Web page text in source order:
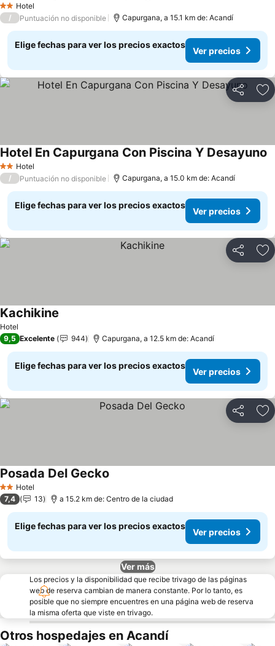
2 Estrellas
Hotel
/ Puntuación no disponible Capurgana, a 15.1 km de: Acandí
Elige fechas para ver los precios exactos
Ver precios
Compartir
2 Estrellas
Hotel
Hotel En Capurgana Con Piscina Y Desayuno
/ Puntuación no disponible Capurgana, a 15.0 km de: Acandí
Elige fechas para ver los precios exactos
Ver precios
Compartir
Hotel
Kachikine
9,5 Excelente 944 Capurgana, a 12.5 km de: Acandí
Elige fechas para ver los precios exactos
Ver precios
Compartir
2 Estrellas
Hotel
Posada Del Gecko
7,4 13 a 15.2 km de: Centro de la ciudad
Elige fechas para ver los precios exactos
Ver precios
Ver más
Los precios y la disponibilidad que recibe trivago de las páginas
web de reserva cambian de manera constante. Por lo tanto, es
posible que no siempre encuentres en una página web de reserva
la misma oferta que viste en trivago.
Otros hospedajes en Acandí